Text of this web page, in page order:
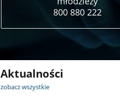
800 880 222
Aktualności
zobacz wszystkie